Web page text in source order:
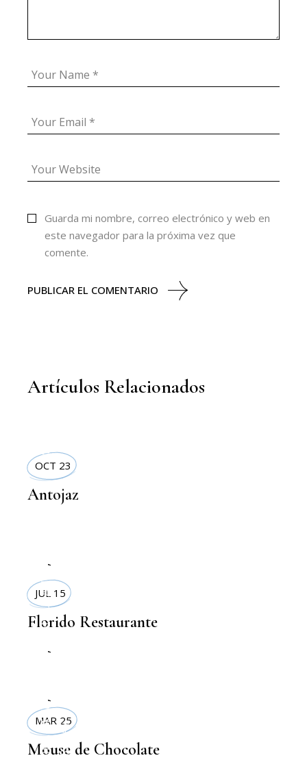
Guarda mi nombre, correo electrónico y web en
este navegador para la próxima vez que
comente.
PUBLICAR EL COMENTARIO
Artículos Relacionados
MODA
OCT 23
Antojaz
COMIDA SANA
,
,
RESTAURANTS
,
TERRAZAS
JUL 15
Florido Restaurante
RECETAS
MAR 25
Mouse de Chocolate